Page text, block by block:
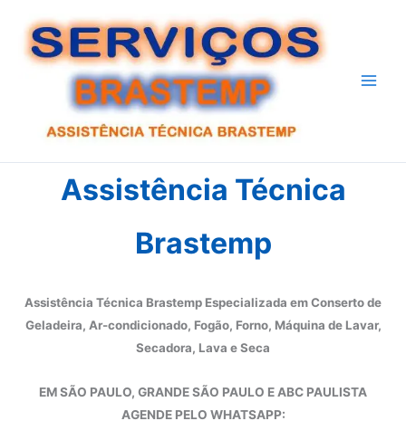
para
Assistência Técnica
Brastemp
Assistência Técnica Brastemp Especializada em Conserto de
Geladeira, Ar-condicionado, Fogão, Forno, Máquina de Lavar,
Secadora, Lava e Seca
EM SÃO PAULO, GRANDE SÃO PAULO E ABC PAULISTA
AGENDE PELO WHATSAPP: